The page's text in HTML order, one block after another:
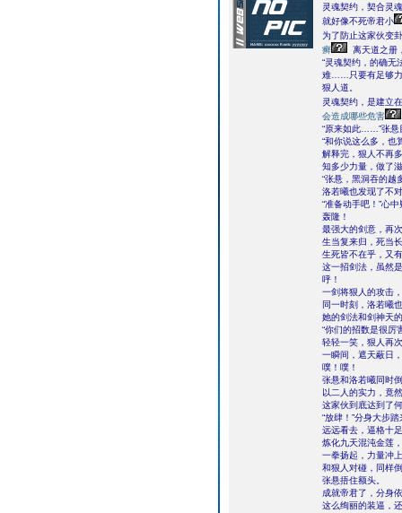
灵魂契约，契合灵
就好像不死帝君小
为了防止这家伙变
癣
离天道之册
“灵魂契约，的确无
难……只要有足够力
狠人道。
灵魂契约，是建立
会造成哪些危害
“原来如此……”张悬
“和你说这么多，也
解释完，狠人不再
知多少力量，做了
“张悬，黑洞吞的
洛若曦也发现了不
“准备动手吧！”心
轰隆！
最强大的剑意，再
生当复来归，死当
生死皆不在乎，又
这一招剑法，虽然
呼！
一剑将狠人的攻击
同一时刻，洛若曦
她的剑法和剑神天
“你们的招数是很
轻轻一笑，狠人再
一瞬间，遮天蔽日
噗！噗！
张悬和洛若曦同时
以二人的实力，竟
这家伙到底达到了
“放肆！”分身大步
远远看去，逼格十
炼化九天混沌金莲
一拳扬起，力量冲
和狠人对碰，同样
张悬捂住额头。
成就帝君了，分身
这么绚丽的装逼，